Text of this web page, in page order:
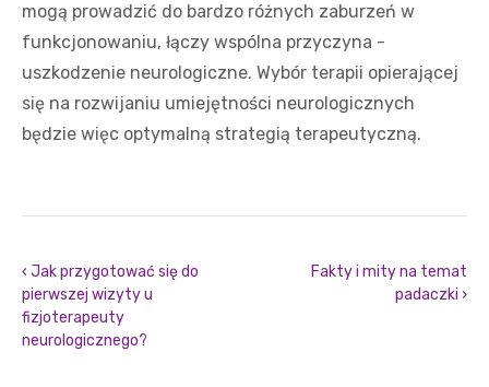
mogą prowadzić do bardzo różnych zaburzeń w
funkcjonowaniu, łączy wspólna przyczyna -
uszkodzenie neurologiczne. Wybór terapii opierającej
się na rozwijaniu umiejętności neurologicznych
będzie więc optymalną strategią terapeutyczną.
‹ Jak przygotować się do
pierwszej wizyty u
fizjoterapeuty
neurologicznego?
Fakty i mity na temat
padaczki ›